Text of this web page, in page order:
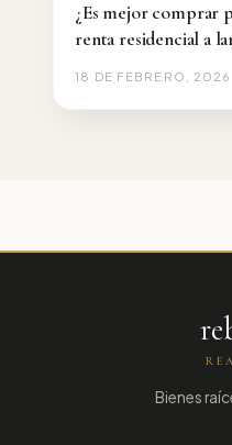
¿Es mejor comprar
renta residencial a
18 DE FEBRERO, 2026
Bienes